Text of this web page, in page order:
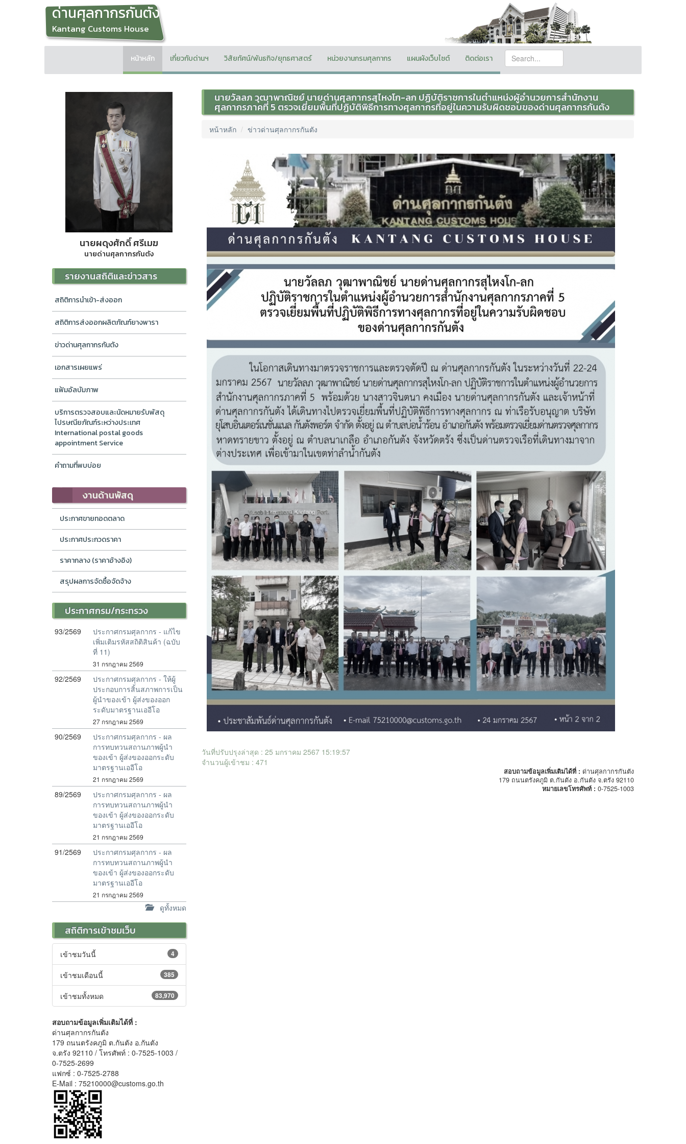
ด่านศุลกากรกันตัง
Kantang Customs House
หน้าหลัก เกี่ยวกับด่านฯ วิสัยทัศน์/พันธกิจ/ยุทธศาสตร์ หน่วยงานกรมศุลกากร แผนผังเว็บไซต์ ติดต่อเรา
นายผดุงศักดิ์ ศรีเมฆ
นายด่านศุลกากรกันตัง
รายงานสถิติและข่าวสาร
สถิติการนำเข้า-ส่งออก
สถิติการส่งออกผลิตภัณฑ์ยางพารา
ข่าวด่านศุลกากรกันตัง
เอกสารเผยแพร่
แฟ้มอัลบัมภาพ
บริการตรวจสอบและนัดหมายรับพัสดุ
ไปรษณียภัณฑ์ระหว่างประเทศ
International postal goods
appointment Service
คำถามที่พบบ่อย
งานด้านพัสดุ
ประกาศขายทอดตลาด
ประกาศประกวดราคา
ราคากลาง (ราคาอ้างอิง)
สรุปผลการจัดซื้อจัดจ้าง
ประกาศกรม/กระทรวง
93/2569
ประกาศกรมศุลกากร - แก้ไข
เพิ่มเติมรหัสสถิติสินค้า (ฉบับ
ที่ 11)
31 กรกฎาคม 2569
92/2569
ประกาศกรมศุลกากร - ให้ผู้
ประกอบการสิ้นสภาพการเป็น
ผู้นำของเข้า ผู้ส่งของออก
ระดับมาตรฐานเออีโอ
27 กรกฎาคม 2569
90/2569
ประกาศกรมศุลกากร - ผล
การทบทวนสถานภาพผู้นำ
ของเข้า ผู้ส่งของออกระดับ
มาตรฐานเออีโอ
21 กรกฎาคม 2569
89/2569
ประกาศกรมศุลกากร - ผล
การทบทวนสถานภาพผู้นำ
ของเข้า ผู้ส่งของออกระดับ
มาตรฐานเออีโอ
21 กรกฎาคม 2569
91/2569
ประกาศกรมศุลกากร - ผล
การทบทวนสถานภาพผู้นำ
ของเข้า ผู้ส่งของออกระดับ
มาตรฐานเออีโอ
21 กรกฎาคม 2569
ดูทั้งหมด
สถิติการเข้าชมเว็บ
4
เข้าชมวันนี้
385
เข้าชมเดือนนี้
83,970
เข้าชมทั้งหมด
สอบถามข้อมูลเพิ่มเติมได้ที่ :
ด่านศุลกากรกันตัง
179 ถนนตรังคภูมิ ต.กันตัง อ.กันตัง
จ.ตรัง 92110 / โทรศัพท์ : 0-7525-1003 /
0-7525-2699
แฟกซ์ : 0-7525-2788
E-Mail : 75210000@customs.go.th
นายวัลลภ วุฒาพาณิชย์ นายด่านศุลกากรสุไหงโก-ลก ปฏิบัติราชการในตำแหน่งผู้อำนวยการสำนักงาน
ศุลกากรภาคที่ 5 ตรวจเยี่ยมพื้นที่ปฏิบัติพิธีการทางศุลกากรที่อยู่ในความรับผิดชอบของด่านศุลกากรกันตัง
หน้าหลัก ข่าวด่านศุลกากรกันตัง
วันที่ปรับปรุงล่าสุด : 25 มกราคม 2567 15:19:57
จำนวนผู้เข้าชม : 471
สอบถามข้อมูลเพิ่มเติมได้ที่ : ด่านศุลกากรกันตัง
179 ถนนตรังคภูมิ ต.กันตัง อ.กันตัง จ.ตรัง 92110
หมายเลขโทรศัพท์ : 0-7525-1003